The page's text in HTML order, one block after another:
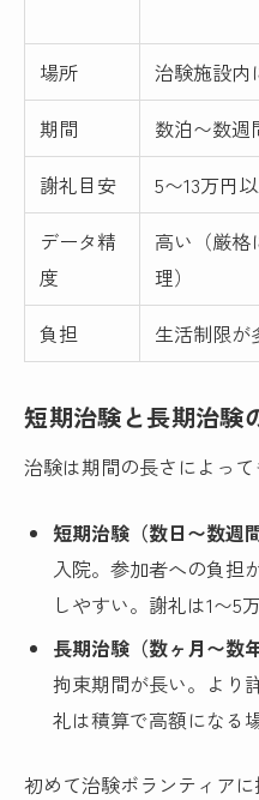
場所
治験施設内
期間
数泊〜数週
謝礼目安
5〜13万円
データ精
度
高い（厳格
理）
負担 生活制限が
短期治験と長期治験
治験は期間の長さによって
短期治験（数日〜数週
入院。参加者への負担
しやすい。謝礼は1〜5
長期治験（数ヶ月〜数
拘束期間が長い。より
礼は積算で高額になる
初めて治験ボランティア